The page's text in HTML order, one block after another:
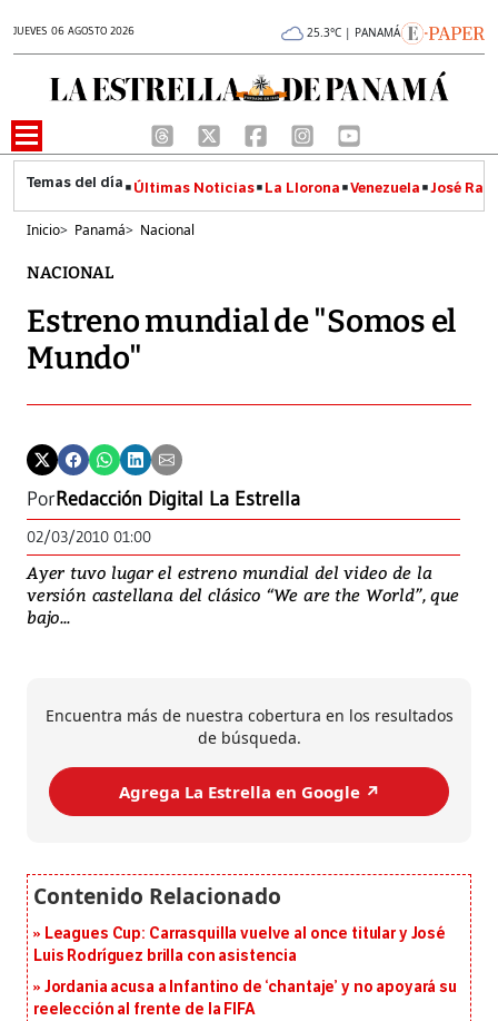
JUEVES 06 AGOSTO 2026 25.3°C | PANAMÁ
Últimas Noticias La Llorona Venezuela José
Inicio> Panamá> Nacional
NACIONAL
Estreno mundial de "Somos el
Mundo"
PorRedacción Digital La Estrella
02/03/2010 01:00
Ayer tuvo lugar el estreno mundial del video de la
versión castellana del clásico “We are the World”, que
bajo...
Encuentra más de nuestra cobertura en los resultados
de búsqueda.
Agrega La Estrella en Google ↗️
Leagues Cup: Carrasquilla vuelve al once titular y José
Luis Rodríguez brilla con asistencia
Jordania acusa a Infantino de ‘chantaje’ y no apoyará su
reelección al frente de la FIFA